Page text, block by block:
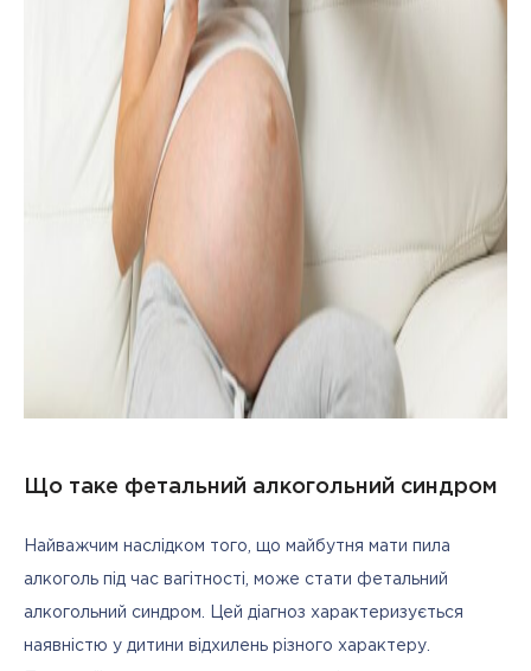
Що таке фетальний алкогольний синдром
Найважчим наслідком того, що майбутня мати пила
алкоголь під час вагітності, може стати фетальний
алкогольний синдром. Цей діагноз характеризується
наявністю у дитини відхилень різного характеру.